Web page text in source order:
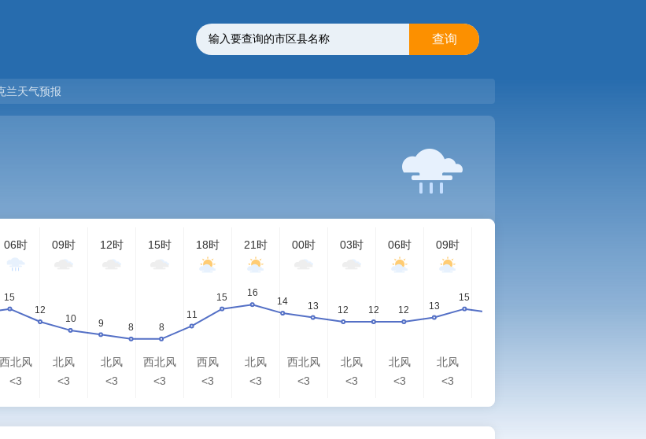
查询
兰天气预报
06时
西北风
<3
09时
北风
<3
12时
北风
<3
15时
西北风
<3
18时
西风
<3
21时
北风
<3
00时
西北风
<3
03时
北风
<3
06时
北风
<3
09时
北风
<3